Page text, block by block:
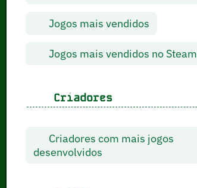
Jogos mais vendidos
Jogos mais vendidos no Steam
Criadores
Criadores com mais jogos
desenvolvidos